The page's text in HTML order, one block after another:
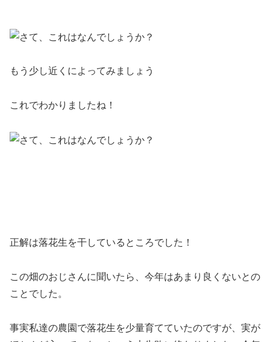
もう少し近くによってみましょう
これでわかりましたね！
正解は落花生を干しているところでした！
この畑のおじさんに聞いたら、今年はあまり良くないとの
ことでした。
事実私達の農園で落花生を少量育てていたのですが、実が